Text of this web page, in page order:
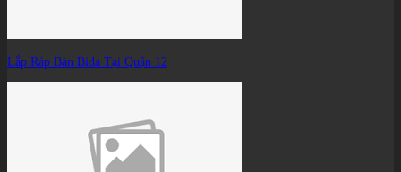
Lắp Ráp Bàn Bida Tại Quận 12